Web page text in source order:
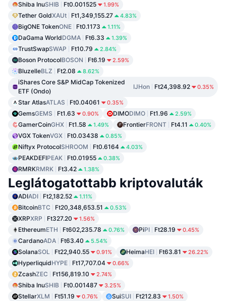
Shiba InuSHIB Ft0.001525 1.99%
Tether GoldXAUt Ft1,349,155.27 4.83%
BigONE TokenONE Ft0.1173 1.11%
DaGama WorldDGMA Ft6.33 1.39%
TrustSwapSWAP Ft10.79 2.84%
Boson ProtocolBOSON Ft6.19 2.59%
BluzelleBLZ Ft2.08 8.62%
iShares Core S&P MidCap Tokenized
ETF (Ondo)
IJHon Ft24,398.92 0.35%
Star AtlasATLAS Ft0.04061 0.35%
GemsGEMS Ft1.63 0.90% DIMODIMO Ft1.96 2.59%
GamerCoinGHX Ft1.58 1.49% FrontierFRONT Ft4.11 0.40%
VGX TokenVGX Ft0.03438 0.85%
Niftyx ProtocolSHROOM Ft0.6164 4.03%
PEAKDEFIPEAK Ft0.01955 0.38%
RMRKRMRK Ft3.42 1.38%
Leglátogatottabb kriptovaluták
ADIADI Ft2,182.52 1.11%
BitcoinBTC Ft20,348,653.51 0.53%
XRPXRP Ft327.20 1.56%
EthereumETH Ft602,235.78 0.76% PiPI Ft28.19 0.45%
CardanoADA Ft63.40 5.54%
SolanaSOL Ft22,940.55 0.91% HeimaHEI Ft63.81 26.22%
HyperliquidHYPE Ft17,707.04 0.66%
ZcashZEC Ft156,819.10 2.74%
Shiba InuSHIB Ft0.001487 3.25%
StellarXLM Ft51.19 0.76% SuiSUI Ft212.83 1.50%